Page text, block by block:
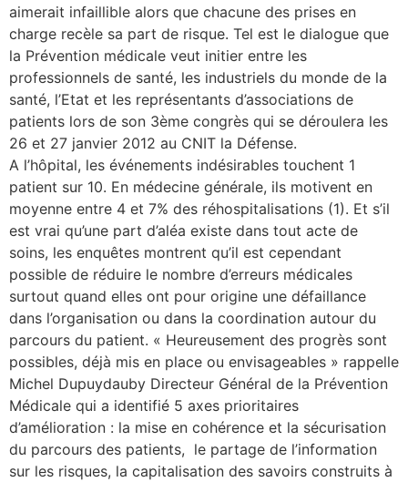
& patrimoine
écologique
CONNECTÉ
d’info
aimerait infaillible alors que chacune des prises en
charge recèle sa part de risque. Tel est le dialogue que
la Prévention médicale veut initier entre les
professionnels de santé, les industriels du monde de la
santé, l’Etat et les représentants d’associations de
patients lors de son 3ème congrès qui se déroulera les
26 et 27 janvier 2012 au CNIT la Défense.
A l’hôpital, les événements indésirables touchent 1
patient sur 10. En médecine générale, ils motivent en
moyenne entre 4 et 7% des réhospitalisations (1). Et s’il
est vrai qu’une part d’aléa existe dans tout acte de
soins, les enquêtes montrent qu’il est cependant
possible de réduire le nombre d’erreurs médicales
surtout quand elles ont pour origine une défaillance
dans l’organisation ou dans la coordination autour du
parcours du patient. « Heureusement des progrès sont
possibles, déjà mis en place ou envisageables » rappelle
Michel Dupuydauby Directeur Général de la Prévention
Médicale qui a identifié 5 axes prioritaires
d’amélioration : la mise en cohérence et la sécurisation
du parcours des patients, le partage de l’information
sur les risques, la capitalisation des savoirs construits à